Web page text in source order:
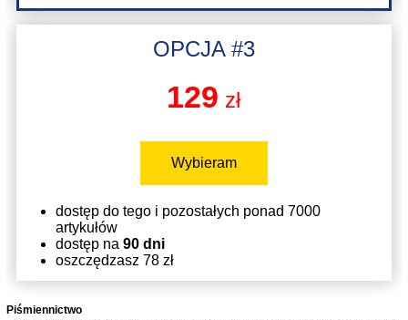
OPCJA #3
129 zł
Wybieram
dostęp do tego i pozostałych ponad 7000
artykułów
dostęp na 90 dni
oszczędzasz 78 zł
Piśmiennictwo